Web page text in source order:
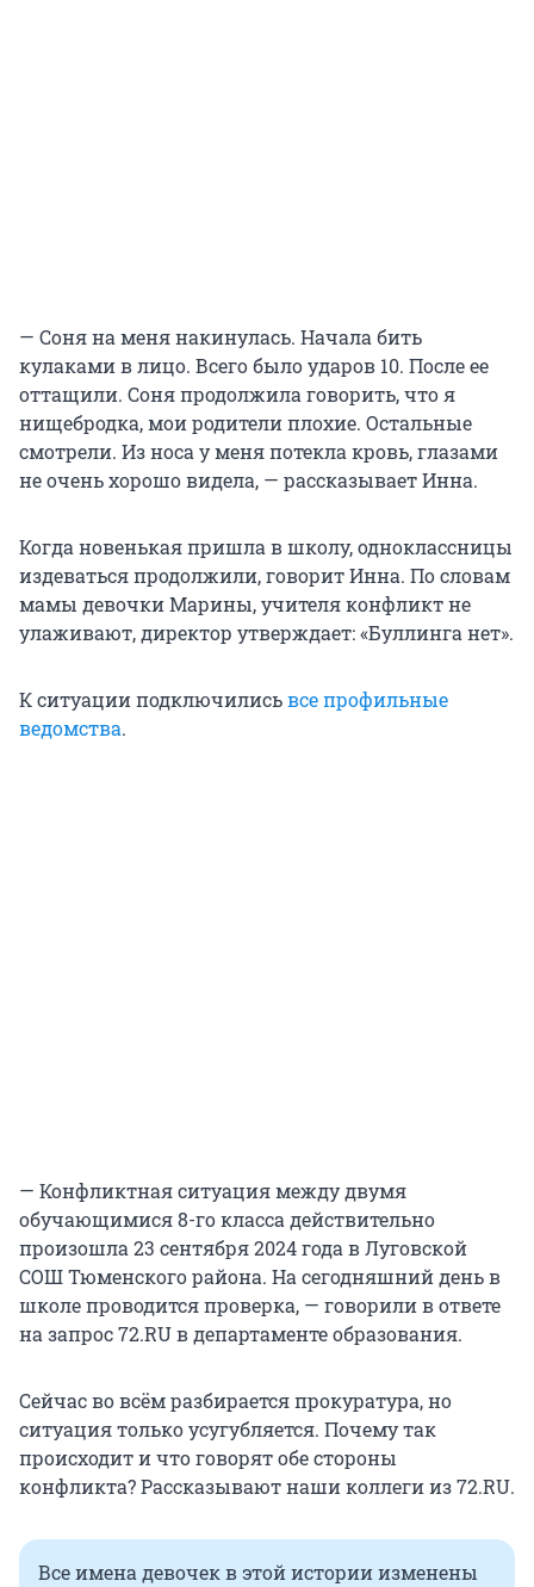
— Соня на меня накинулась. Начала бить
кулаками в лицо. Всего было ударов 10. После ее
оттащили. Соня продолжила говорить, что я
нищебродка, мои родители плохие. Остальные
смотрели. Из носа у меня потекла кровь, глазами
не очень хорошо видела, — рассказывает Инна.
Когда новенькая пришла в школу, одноклассницы
издеваться продолжили, говорит Инна. По словам
мамы девочки Марины, учителя конфликт не
улаживают, директор утверждает: «Буллинга нет».
К ситуации подключилисьвсе профильные
ведомства.
— Конфликтная ситуация между двумя
обучающимися 8-го класса действительно
произошла 23 сентября 2024 года в Луговской
СОШ Тюменского района. На сегодняшний день в
школе проводится проверка, — говорили в ответе
на запрос 72.RU в департаменте образования.
Сейчас во всём разбирается прокуратура, но
ситуация только усугубляется. Почему так
происходит и что говорят обе стороны
конфликта? Рассказывают наши коллеги из 72.RU.
Все имена девочек в этой истории изменены